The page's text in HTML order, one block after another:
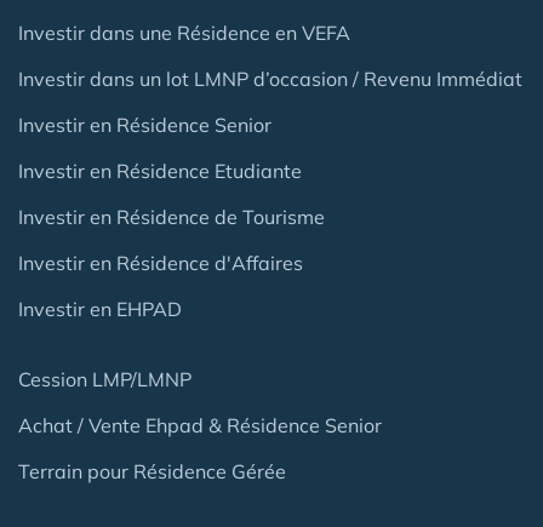
Investir dans une Résidence en VEFA
Investir dans un lot LMNP d’occasion / Revenu Immédiat
Investir en Résidence Senior
Investir en Résidence Etudiante
Investir en Résidence de Tourisme
Investir en Résidence d'Affaires
Investir en EHPAD
Cession LMP/LMNP
Achat / Vente Ehpad & Résidence Senior
Terrain pour Résidence Gérée